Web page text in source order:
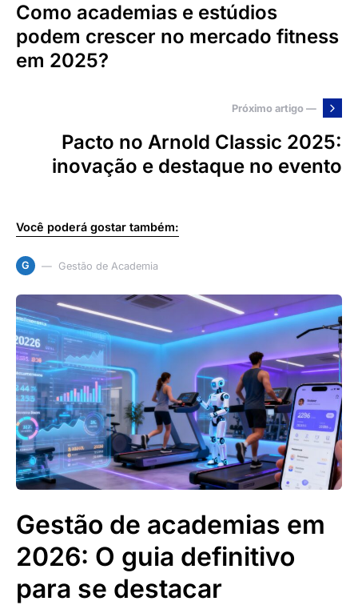
Como academias e estúdios
podem crescer no mercado fitness
em 2025?
Próximo artigo —
Pacto no Arnold Classic 2025:
inovação e destaque no evento
Você poderá gostar também:
G Gestão de Academia
Gestão de academias em
2026: O guia definitivo
para se destacar